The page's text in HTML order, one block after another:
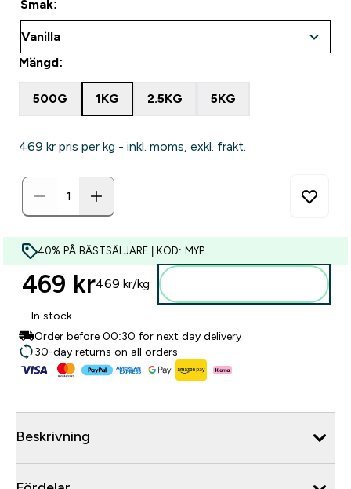
Smak:
Mängd:
500G 1KG 2.5KG 5KG
469 kr‎ pris per kg - inkl. moms, exkl. frakt.
40% PÅ BÄSTSÄLJARE | KOD: MYP
469 kr‎469 kr‎/kg
In stock
Order before 00:30 for next day delivery
30-day returns on all orders
Beskrivning